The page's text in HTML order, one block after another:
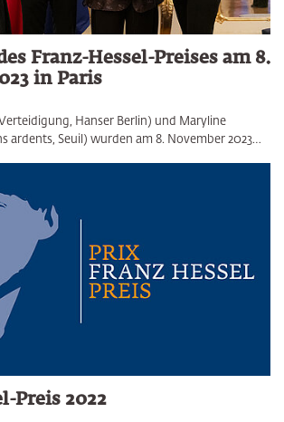
Franz-Hessel-Preises am 8.
in Paris
Hanser Berlin) und Maryline
ardents, Seuil) wurden am 8. November 2023…
Preis 2022